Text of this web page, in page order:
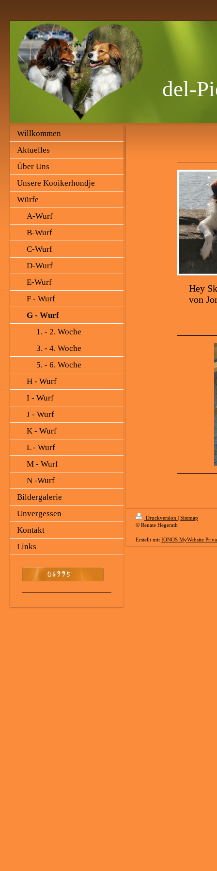
del-
Willkommen
Aktuelles
Über Uns
Unsere Kooikerhondje
Würfe
A-Wurf
B-Wurf
C-Wurf
D-Wurf
E-Wurf
F - Wurf
G - Wurf
1. - 2. Woche
3. - 4. Woche
5. - 6. Woche
H - Wurf
I - Wurf
J - Wurf
K - Wurf
L - Wurf
M - Wurf
N -Wurf
Bildergalerie
Unvergessen
Kontakt
Links
Hey
von
Druckversion | Sitemap
© Renate Hegerath
Erstellt mit IONOS MyWebsite